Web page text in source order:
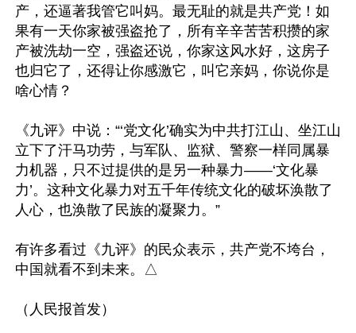
产，还逼著我管它叫妈。最无耻的就是共产党！如
果有一天你家被强盗抢了，所有辛辛苦苦积攒的家
产被洗劫一空，强盗还说，你家这风水好，这房子
也归它了，还得让你感激它，叫它亲妈，你说你是
啥心情？
《九评》中说：“‘党文化’确实为中共打江山、坐江山
立下了汗马功劳，与军队、监狱、警察一样同属暴
力机器，只不过提供的是另一种暴力——‘文化暴
力’。这种文化暴力对五千年传统文化的破坏涣散了
人心，也涣散了民族的凝聚力。”
有许多看过《九评》的民众表示，共产党不垮台，
中国就看不到未来。△